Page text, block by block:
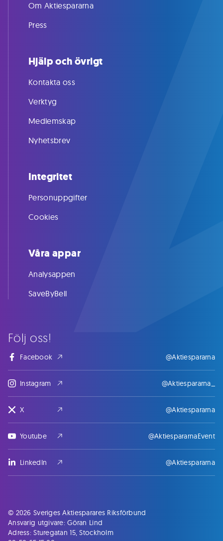
Följ oss!
Facebook @Aktiespararna
Instagram @Aktiespararna_
X @Aktiespararna
Youtube @AktiespararnaEvent
LinkedIn @Aktiespararna
Om Aktiespararna
Press
Hjälp och övrigt
Kontakta oss
Verktyg
Medlemskap
Nyhetsbrev
Integritet
Personuppgifter
Cookies
Våra appar
Analysappen
SaveByBell
© 2026 Sveriges Aktiesparares Riksförbund
Ansvarig utgivare: Göran Lind
Adress: Sturegatan 15, Stockholm